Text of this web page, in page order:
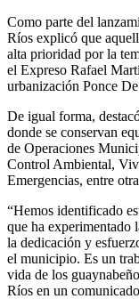
Como parte del
Ríos explicó que
alta prioridad por la
el Expreso Rafael
urbanización Ponce
De igual forma,
donde se conservan
de Operaciones
Control Ambiental,
Emergencias, entre
“Hemos identificado
que ha experimentado
la dedicación y
el municipio. Es un
vida de los
Ríos en un